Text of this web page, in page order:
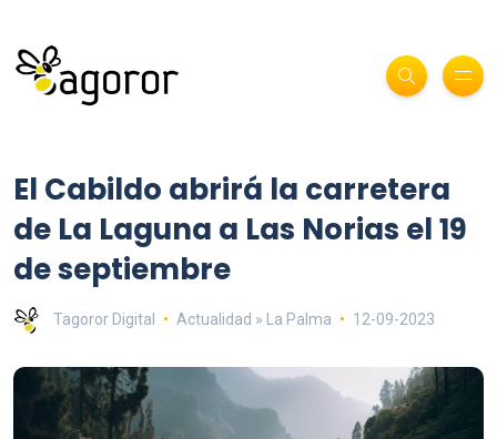
El Cabildo abrirá la carretera
de La Laguna a Las Norias el 19
de septiembre
Tagoror Digital Actualidad » La Palma 12-09-2023